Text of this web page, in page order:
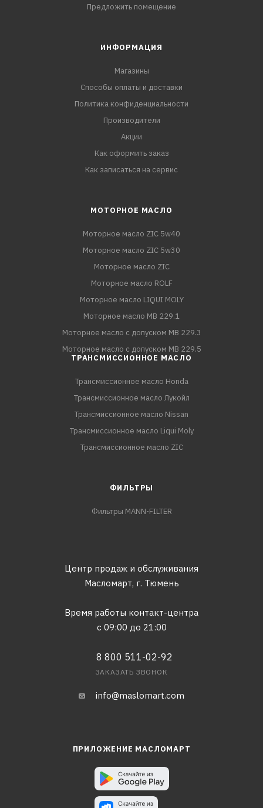
Предложить помещение
ИНФОРМАЦИЯ
Магазины
Способы оплаты и доставки
Политика конфиденциальности
Производители
Акции
Как оформить заказ
Как записаться на сервис
МОТОРНОЕ МАСЛО
Моторное масло ZIC 5w40
Моторное масло ZIC 5w30
Моторное масло ZIC
Моторное масло ROLF
Моторное масло LIQUI MOLY
Моторное масло MB 229.1
Моторное масло с допуском MB 229.3
Моторное масло с допуском MB 229.5
ТРАНСМИССИОННОЕ МАСЛО
Трансмиссионное масло Honda
Трансмиссионное масло Лукойл
Трансмиссионное масло Nissan
Трансмиссионное масло Liqui Moly
Трансмиссионное масло ZIC
ФИЛЬТРЫ
Фильтры MANN-FILTER
Центр продаж и обслуживания
Масломарт, г. Тюмень
Время работы контакт-центра
с 09:00 до 21:00
8 800 511-02-92
ЗАКАЗАТЬ ЗВОНОК
info@maslomart.com
ПРИЛОЖЕНИЕ МАСЛОМАРТ